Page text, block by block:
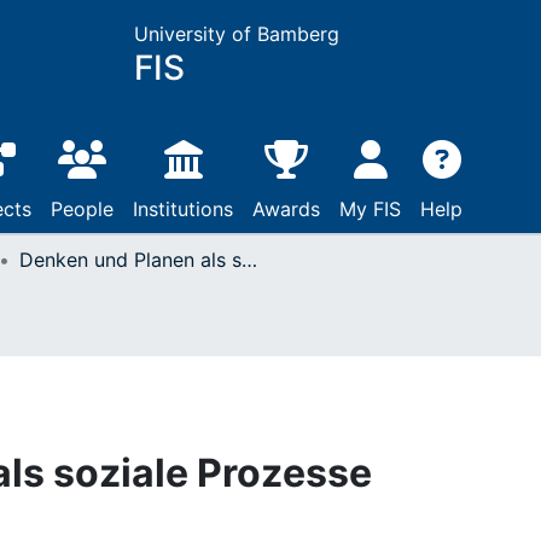
University of Bamberg
FIS
People Institutions Awards My FIS Help
Denken und Planen als soziale Prozesse
soziale Prozesse